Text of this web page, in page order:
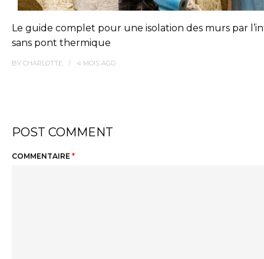
Le guide complet pour une isolation des murs par
sans pont thermique
BY CHARLOTTE 4 MOIS AGO
POST COMMENT
COMMENTAIRE *